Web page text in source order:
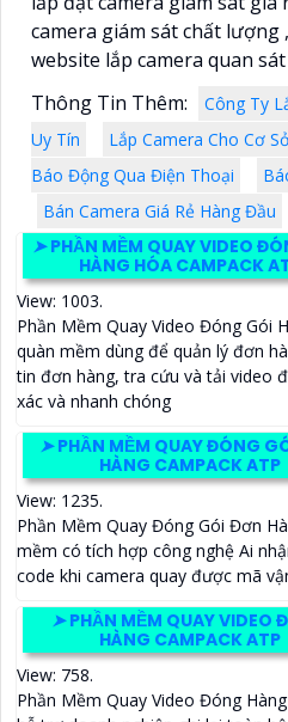
camera giám sát chất lượng
website lắp camera quan
Thông Tin Thêm:
Công Ty
Uy Tín
Lắp Camera Cho Cơ
Báo Động Qua Điện Thoại
Bán Camera Giá Rẻ Hàng Đầu
➤PHẦN MỀM QUAY VIDEO
HÀNG HÓA CAMPACK
View: 1003.
Phần Mềm Quay Video Đóng Gói
quàn mềm dùng để quản lý đơn
tin đơn hàng, tra cứu và tải video
xác và nhanh chóng
➤PHẦN MỀM QUAY ĐÓNG
HÀNG CAMPACK ATP
View: 1235.
Phần Mềm Quay Đóng Gói Đơn
mềm có tích hợp công nghệ Ai
code khi camera quay được mã
➤PHẦN MỀM QUAY VIDEO
HÀNG CAMPACK ATP
View: 758.
Phần Mềm Quay Video Đóng